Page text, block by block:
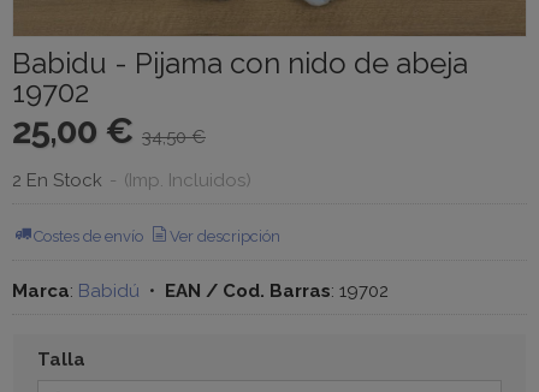
Babidu - Pijama con nido de abeja
19702
25,00 € 34,50 €
2 En Stock - (Imp. Incluidos)
Costes de envío Ver descripción
Marca: Babidú • EAN / Cod. Barras: 19702
Talla